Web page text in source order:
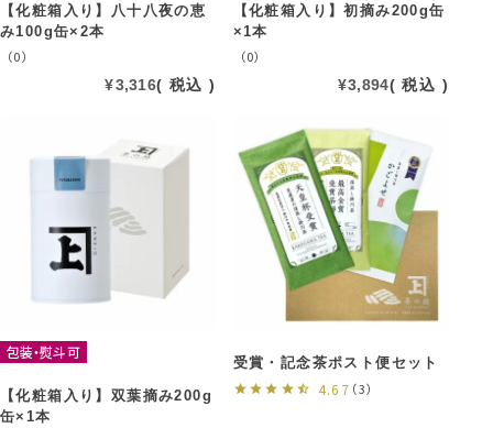
【化粧箱入り】八十八夜の恵
み100g缶×2本
（0）
¥3,316 税込
【化粧箱入り】初摘み200g缶
×1本
（0）
¥3,894 税込
包装・熨斗可
【化粧箱入り】双葉摘み200g
缶×1本
受賞・記念茶ポスト便セット
4.67 （3）